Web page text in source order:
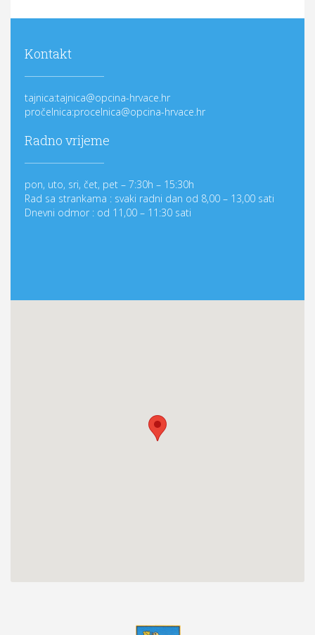
Kontakt
tajnica:tajnica@opcina-hrvace.hr
pročelnica:procelnica@opcina-hrvace.hr
Radno vrijeme
pon, uto, sri, čet, pet – 7:30h – 15:30h
Rad sa strankama : svaki radni dan od 8,00 – 13,00 sati
Dnevni odmor : od 11,00 – 11:30 sati